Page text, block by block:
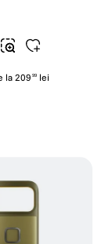
la 209 99 lei